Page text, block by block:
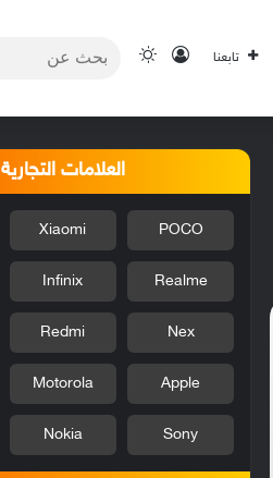
تابعنا تسجيل الدخول
الوضع المظلم
العلامات التجارية
POCO
Xiaomi
Realme
Infinix
Nex
Redmi
Apple
Motorola
Sony
Nokia